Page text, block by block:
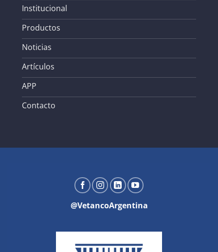
Institucional
Productos
Noticias
Artículos
APP
Contacto
@VetancoArgentina